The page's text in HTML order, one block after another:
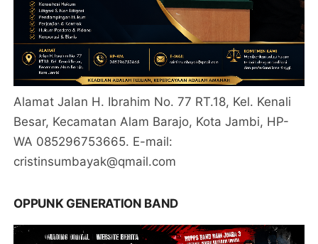
Alamat Jalan H. Ibrahim No. 77 RT.18, Kel. Kenali
Besar, Kecamatan Alam Barajo, Kota Jambi, HP-
WA 085296753665. E-mail:
cristinsumbayak@qmail.com
OPPUNK GENERATION BAND